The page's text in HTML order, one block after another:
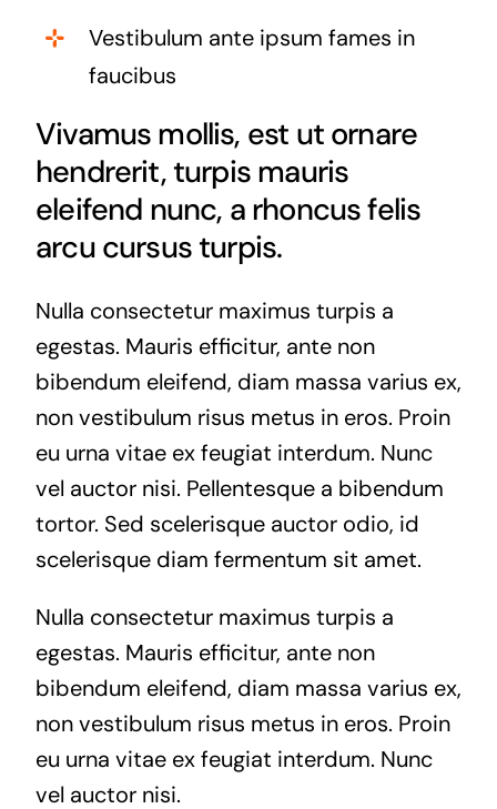
Vestibulum ante ipsum fames in
faucibus
Vivamus mollis, est ut ornare
hendrerit, turpis mauris
eleifend nunc, a rhoncus felis
arcu cursus turpis.
Nulla consectetur maximus turpis a
egestas. Mauris efficitur, ante non
bibendum eleifend, diam massa varius ex,
non vestibulum risus metus in eros. Proin
eu urna vitae ex feugiat interdum. Nunc
vel auctor nisi. Pellentesque a bibendum
tortor. Sed scelerisque auctor odio, id
scelerisque diam fermentum sit amet.
Nulla consectetur maximus turpis a
egestas. Mauris efficitur, ante non
bibendum eleifend, diam massa varius ex,
non vestibulum risus metus in eros. Proin
eu urna vitae ex feugiat interdum. Nunc
vel auctor nisi.